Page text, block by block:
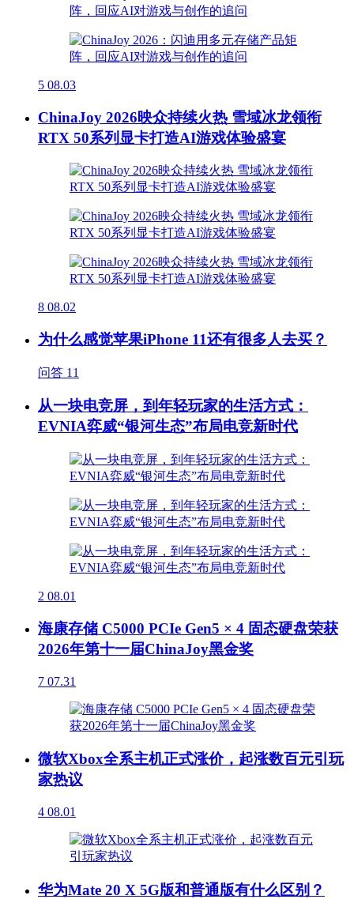
5 08.03
ChinaJoy 2026映众持续火热 雪域冰龙领衔
RTX 50系列显卡打造AI游戏体验盛宴
8 08.02
为什么感觉苹果iPhone 11还有很多人去买？
问答 11
从一块电竞屏，到年轻玩家的生活方式：
EVNIA弈威“银河生态”布局电竞新时代
2 08.01
海康存储 C5000 PCIe Gen5 × 4 固态硬盘荣获
2026年第十一届ChinaJoy黑金奖
7 07.31
微软Xbox全系主机正式涨价，起涨数百元引玩
家热议
4 08.01
华为Mate 20 X 5G版和普通版有什么区别？